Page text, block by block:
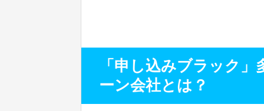
「申し込みブラック
ーン会社とは？